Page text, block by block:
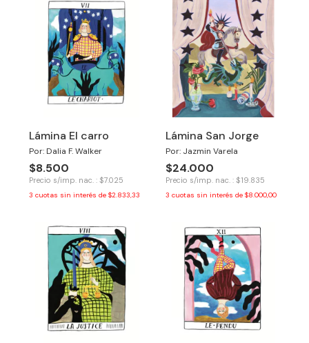
Lámina El carro
Por: Dalia F. Walker
$8.500
Precio s/imp. nac. : $7.025
3 cuotas sin interés de $2.833,33
Lámina San Jorge
Por: Jazmin Varela
$24.000
Precio s/imp. nac. : $19.835
3 cuotas sin interés de $8.000,00